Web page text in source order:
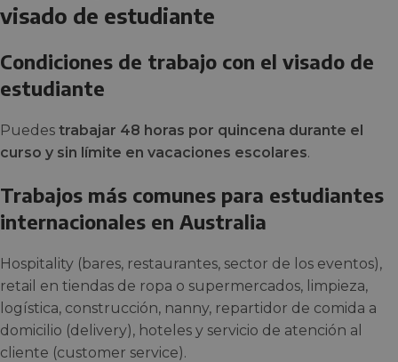
visado de estudiante
Condiciones de trabajo con el visado de
estudiante
Puedes trabajar 48 horas por quincena durante el
curso y sin límite en vacaciones escolares.
Trabajos más comunes para estudiantes
internacionales en Australia
Hospitality (bares, restaurantes, sector de los eventos),
retail en tiendas de ropa o supermercados, limpieza,
logística, construcción, nanny, repartidor de comida a
domicilio (delivery), hoteles y servicio de atención al
cliente (customer service).